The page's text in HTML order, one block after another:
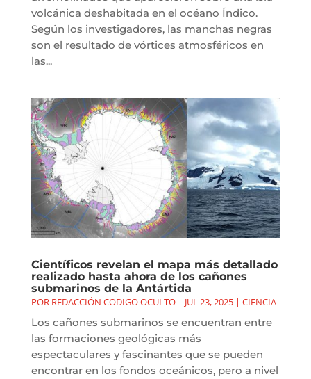
volcánica deshabitada en el océano Índico.
Según los investigadores, las manchas negras
son el resultado de vórtices atmosféricos en
las...
Científicos revelan el mapa más detallado
realizado hasta ahora de los cañones
submarinos de la Antártida
POR REDACCIÓN CODIGO OCULTO| JUL 23, 2025| CIENCIA
Los cañones submarinos se encuentran entre
las formaciones geológicas más
espectaculares y fascinantes que se pueden
encontrar en los fondos oceánicos, pero a nivel